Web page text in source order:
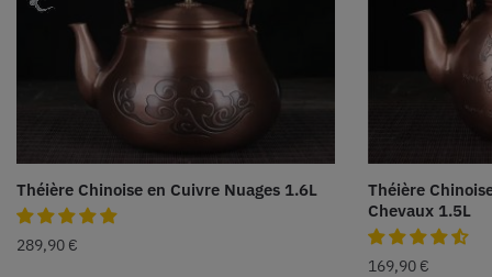
Théière Chinoise en Cuivre Nuages 1.6L
289,90 €
Théière
Chevaux 1.5L
169,90 €